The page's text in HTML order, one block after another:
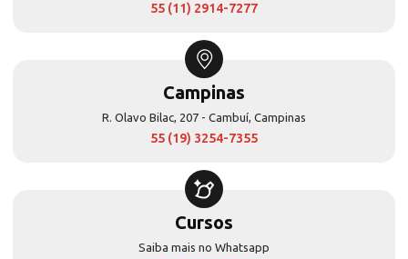
55 (11) 2914-7277
Campinas
R. Olavo Bilac, 207 - Cambuí, Campinas
55 (19) 3254-7355
Cursos
Saiba mais no Whatsapp